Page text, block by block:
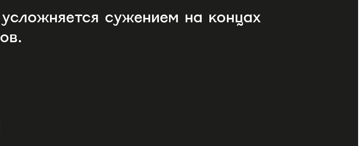
сужением на концах